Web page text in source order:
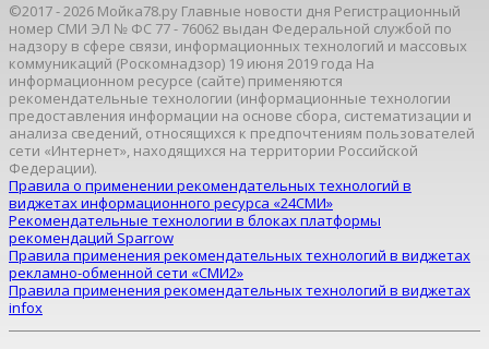
©2017 - 2026 Мойка78.ру Главные новости дня Регистрационный
номер СМИ ЭЛ № ФС 77 - 76062 выдан Федеральной службой по
надзору в сфере связи, информационных технологий и массовых
коммуникаций (Роскомнадзор) 19 июня 2019 года На
информационном ресурсе (сайте) применяются
рекомендательные технологии (информационные технологии
предоставления информации на основе сбора, систематизации и
анализа сведений, относящихся к предпочтениям пользователей
сети «Интернет», находящихся на территории Российской
Федерации).
Правила о применении рекомендательных технологий в
виджетах информационного ресурса «24СМИ»
Рекомендательные технологии в блоках платформы
рекомендаций Sparrow
Правила применения рекомендательных технологий в виджетах
рекламно-обменной сети «СМИ2»
Правила применения рекомендательных технологий в виджетах
infox